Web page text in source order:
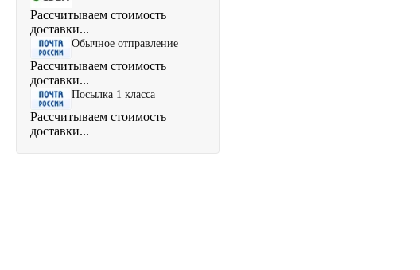
Рассчитываем стоимость
доставки...
Обычное отправление
Рассчитываем стоимость
доставки...
Посылка 1 класса
Рассчитываем стоимость
доставки...